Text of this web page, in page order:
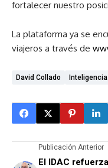
fortalecer nuestro
La plataforma ya se
viajeros a través de
David Collado
Publicación Anterior
El IDAC